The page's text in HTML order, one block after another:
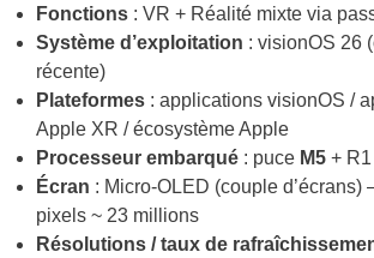
Fonctions : VR + Réalité mixte via
Système d’exploitation : visionOS 26
récente)
Plateformes : applications visionOS /
Apple XR / écosystème Apple
Processeur embarqué : puce M5 + R1
Écran : Micro-OLED (couple d’écrans)
pixels ~ 23 millions
Résolutions / taux de